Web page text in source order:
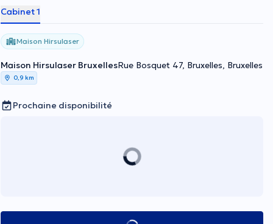
Cabinet 1
Maison Hirsulaser
Maison Hirsulaser Bruxelles Rue Bosquet 47, Bruxelles, Bruxelles
0,9 km
Prochaine disponibilité